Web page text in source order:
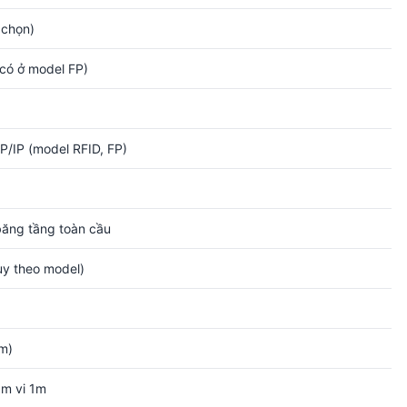
ở model FP)
IP (model RFID, FP)
tầng toàn cầu
theo model)
vi 1m